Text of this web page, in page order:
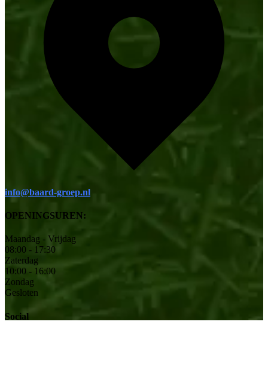
info@baard-groep.nl
OPENINGSUREN:
Maandag - Vrijdag
08:00 - 17:30
Zaterdag
10:00 - 16:00
Zondag
Gesloten
Social